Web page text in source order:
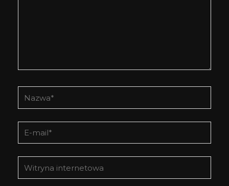
Nazwa*
E-
mail*
Witryna
internetowa